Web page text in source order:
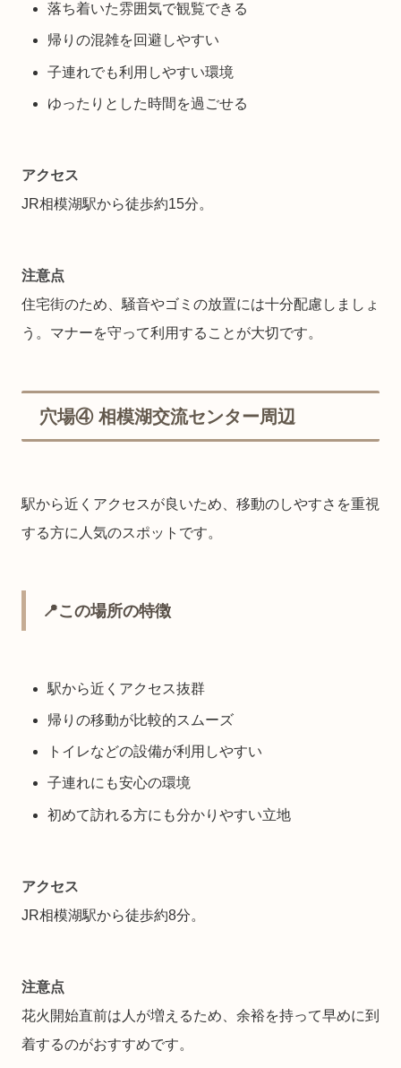
落ち着いた雰囲気で観覧できる
帰りの混雑を回避しやすい
子連れでも利用しやすい環境
ゆったりとした時間を過ごせる
アクセス
JR相模湖駅から徒歩約15分。
注意点
住宅街のため、騒音やゴミの放置には十分配慮しましょ
う。マナーを守って利用することが大切です。
穴場④ 相模湖交流センター周辺
駅から近くアクセスが良いため、移動のしやすさを重視
する方に人気のスポットです。
📍この場所の特徴
駅から近くアクセス抜群
帰りの移動が比較的スムーズ
トイレなどの設備が利用しやすい
子連れにも安心の環境
初めて訪れる方にも分かりやすい立地
アクセス
JR相模湖駅から徒歩約8分。
注意点
花火開始直前は人が増えるため、余裕を持って早めに到
着するのがおすすめです。